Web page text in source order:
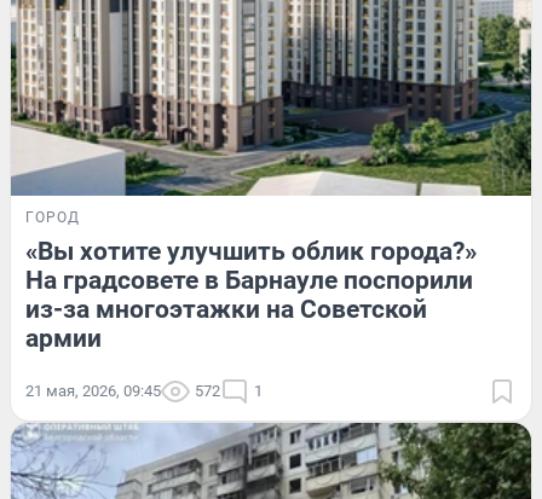
ГОРОД
«Вы хотите улучшить облик города?»
На градсовете в Барнауле поспорили
из-за многоэтажки на Советской
армии
21 мая, 2026, 09:45 572 1